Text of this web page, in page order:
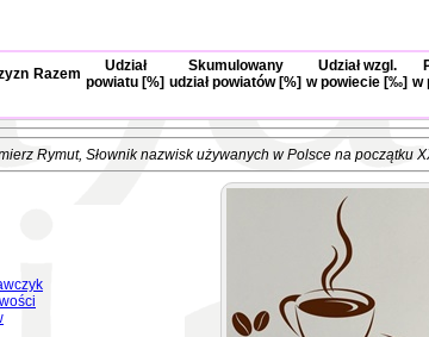
Razem
Udział
powiatu [%]
Skumulowany
udział powiatów [%]
Udział wzgl.
w powiecie [‰] w
Rymut, Słownik nazwisk używanych w Polsce na początku